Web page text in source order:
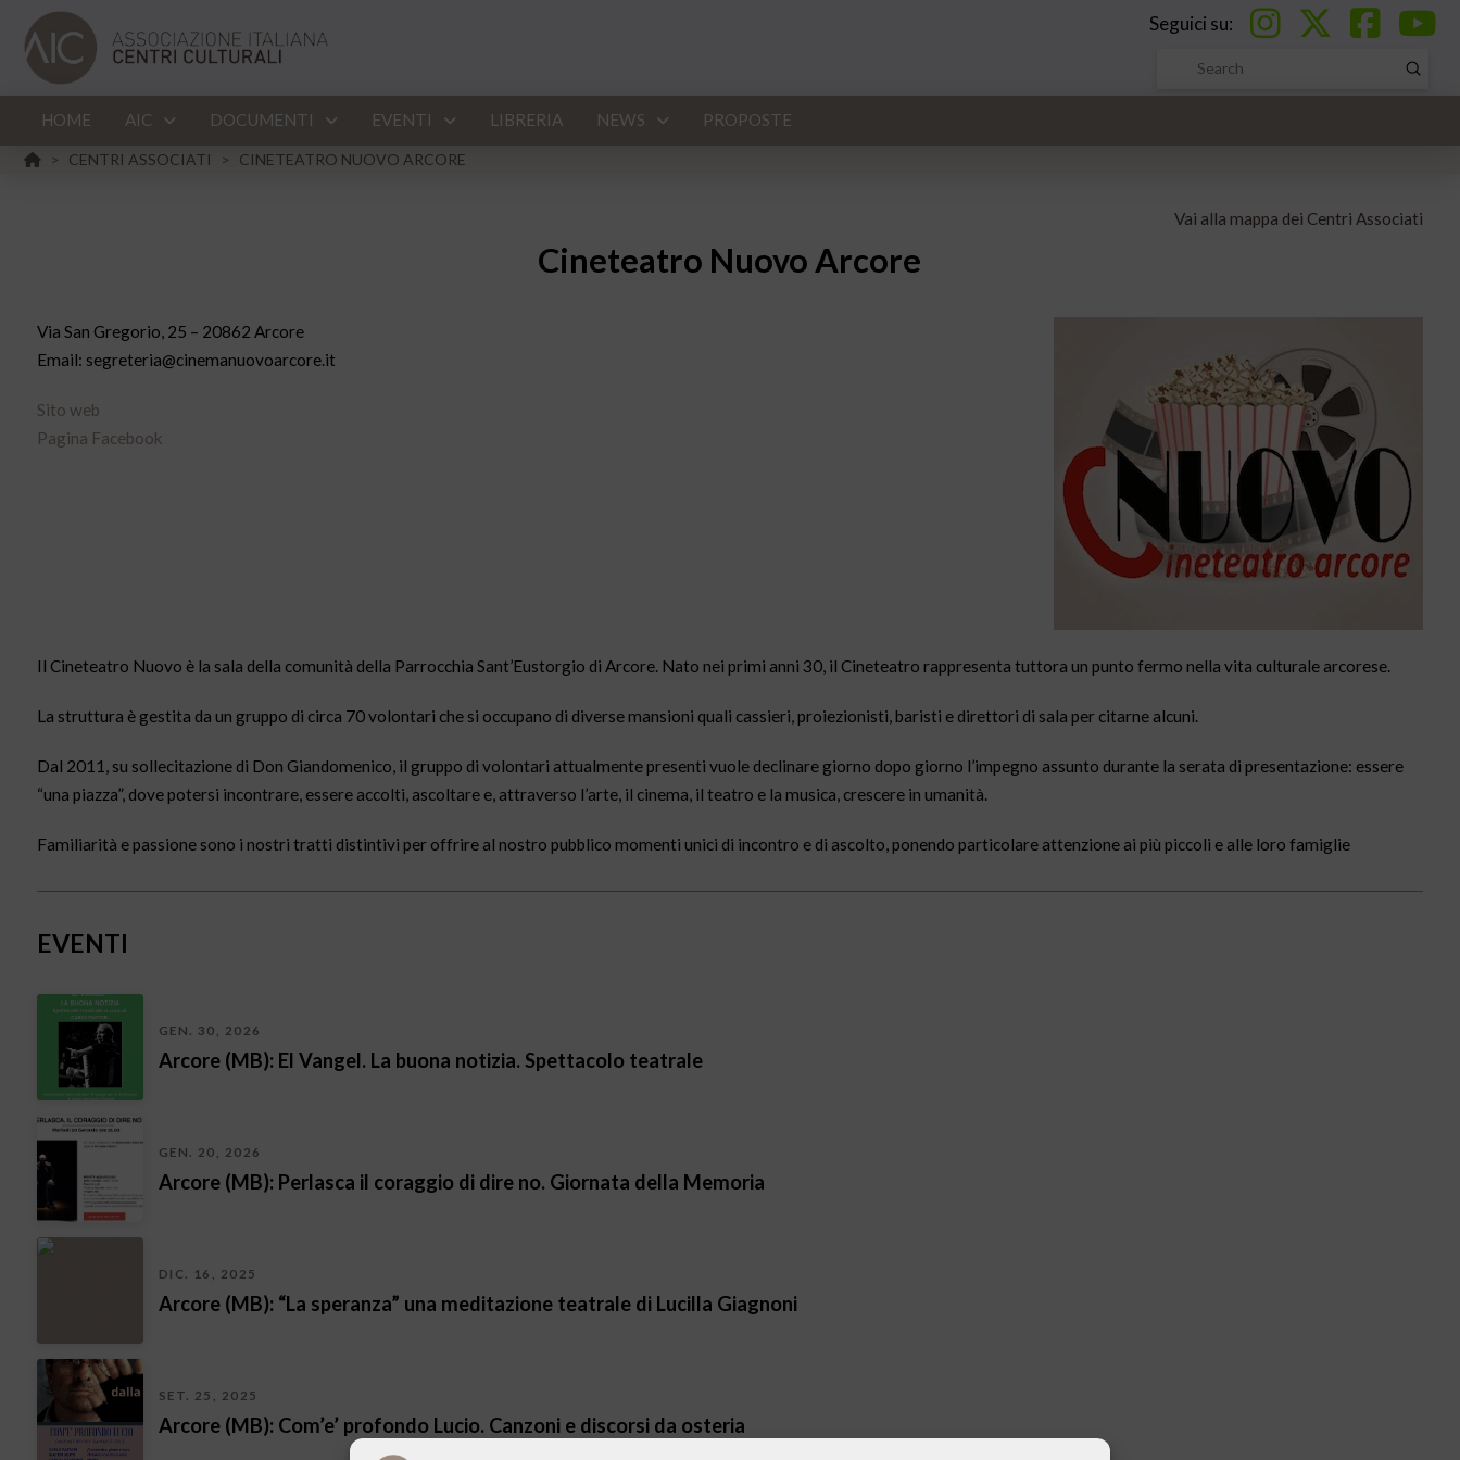
Seguici su:
Search
Submit
HOME AIC DOCUMENTI EVENTI LIBRERIA NEWS PROPOSTE
HOME
> CENTRI ASSOCIATI > CINETEATRO NUOVO ARCORE
Vai alla mappa dei Centri Associati
Cineteatro Nuovo Arcore
Via San Gregorio, 25 – 20862 Arcore
Email: segreteria@cinemanuovoarcore.it
Sito web
Pagina Facebook
Il Cineteatro Nuovo è la sala della comunità della Parrocchia Sant’Eustorgio di Arcore. Nato nei primi anni 30, il Cineteatro rappresenta tuttora un punto fermo nella vita culturale arcorese.
La struttura è gestita da un gruppo di circa 70 volontari che si occupano di diverse mansioni quali cassieri, proiezionisti, baristi e direttori di sala per citarne alcuni.
Dal 2011, su sollecitazione di Don Giandomenico, il gruppo di volontari attualmente presenti vuole declinare giorno dopo giorno l’impegno assunto durante la serata di presentazione: essere
“una piazza”, dove potersi incontrare, essere accolti, ascoltare e, attraverso l’arte, il cinema, il teatro e la musica, crescere in umanità.
Familiarità e passione sono i nostri tratti distintivi per offrire al nostro pubblico momenti unici di incontro e di ascolto, ponendo particolare attenzione ai più piccoli e alle loro famiglie
EVENTI
GEN. 30, 2026
Arcore (MB): El Vangel. La buona notizia. Spettacolo teatrale
GEN. 20, 2026
Arcore (MB): Perlasca il coraggio di dire no. Giornata della Memoria
DIC. 16, 2025
Arcore (MB): “La speranza” una meditazione teatrale di Lucilla Giagnoni
SET. 25, 2025
Arcore (MB): Com’e’ profondo Lucio. Canzoni e discorsi da osteria